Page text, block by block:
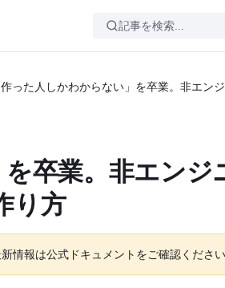
作った人しかわからない」を卒業。非エ
卒業。非エン
り方
情報は公式ドキュメントをご確認ください